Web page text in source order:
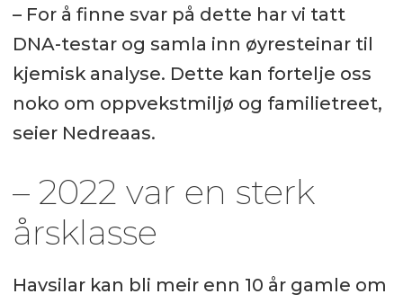
– For å finne svar på dette har vi tatt
DNA-testar og samla inn øyresteinar til
kjemisk analyse. Dette kan fortelje oss
noko om oppvekstmiljø og familietreet,
seier Nedreaas.
– 2022 var en sterk
årsklasse
Havsilar kan bli meir enn 10 år gamle om